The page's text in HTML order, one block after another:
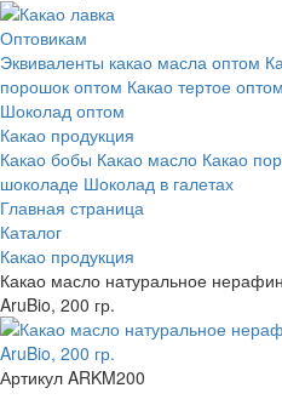
Оптовикам
Эквиваленты какао масла оптом
порошок оптом Какао тертое оптом
Шоколад оптом
Какао продукция
Какао бобы Какао масло Какао
шоколаде Шоколад в галетах
Главная страница
Каталог
Какао продукция
Какао масло натуральное
AruBio, 200 гр.
Артикул ARKM200